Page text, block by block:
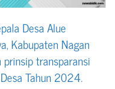
Desa Alue
Kabupaten Nagan
transparansi
Tahun 2024.